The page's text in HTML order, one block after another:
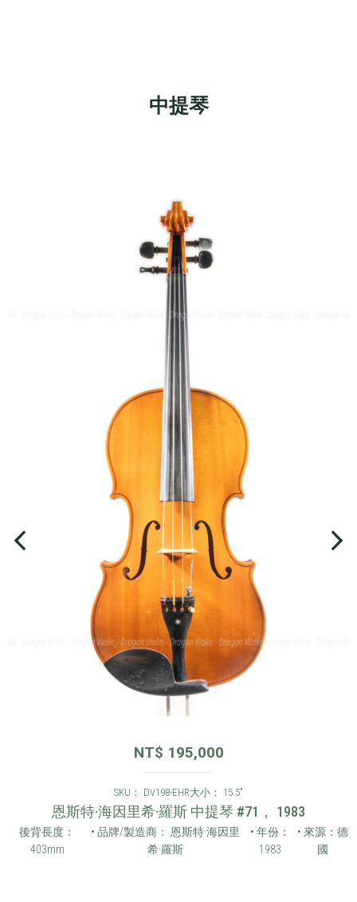
中提琴
NT$ 195,000
SKU： DV198-EHR大小： 15.5"
恩斯特·海因里希·羅斯 中提琴 #71， 1983
後背長度：
403mm
• 品牌/製造商： 恩斯特·海因里
希·羅斯
• 年份：
1983
• 來源：德
國